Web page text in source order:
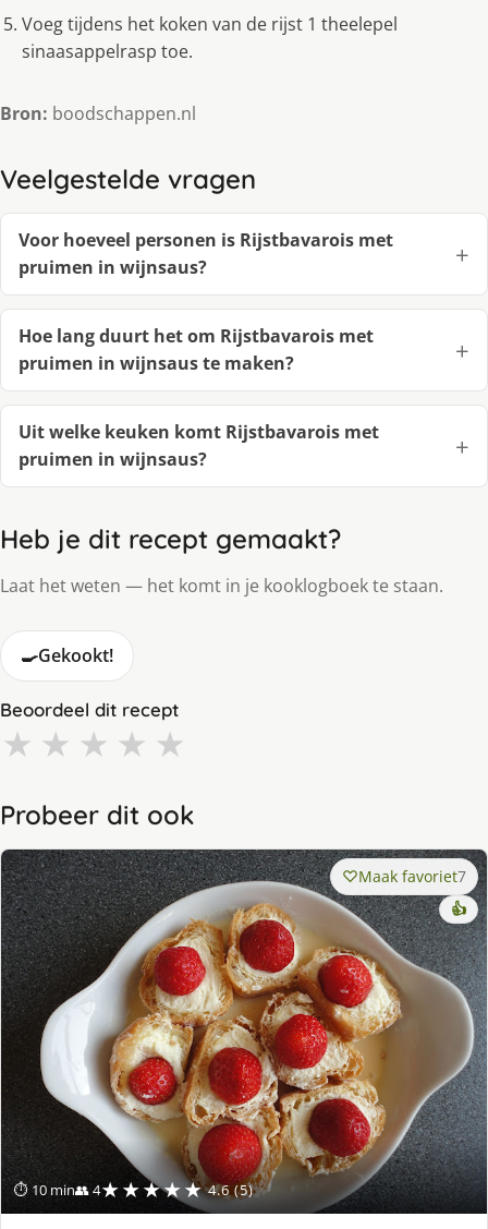
Voeg tijdens het koken van de rijst 1 theelepel
sinaasappelrasp toe.
Bron: boodschappen.nl
Veelgestelde vragen
Voor hoeveel personen is Rijstbavarois met
pruimen in wijnsaus?
Hoe lang duurt het om Rijstbavarois met
pruimen in wijnsaus te maken?
Uit welke keuken komt Rijstbavarois met
pruimen in wijnsaus?
Heb je dit recept gemaakt?
Laat het weten — het komt in je kooklogboek te staan.
🍳Gekookt!
Beoordeel dit recept
★ ★ ★ ★ ★
Probeer dit ook
⏱ 10 min👥 4★★★★★ 4.6 (5)
Maak favoriet7
👍